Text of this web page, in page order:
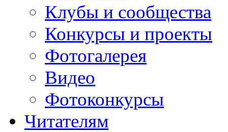
Клубы и сообщества
Конкурсы и проекты
Фотогалерея
Видео
Фотоконкурсы
Читателям